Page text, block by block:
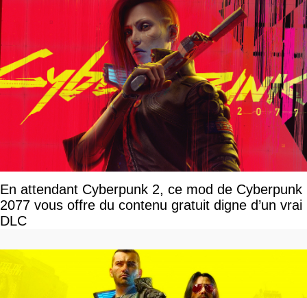
En attendant Cyberpunk 2, ce mod de Cyberpunk
2077 vous offre du contenu gratuit digne d’un vrai
DLC